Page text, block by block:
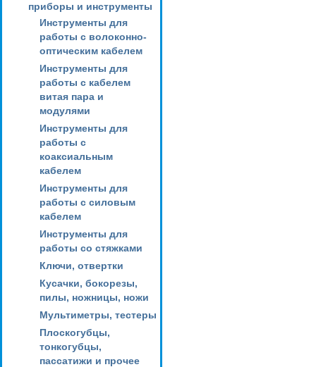
приборы и инструменты
Инструменты для
работы с волоконно-
оптическим кабелем
Инструменты для
работы с кабелем
витая пара и
модулями
Инструменты для
работы с
коаксиальным
кабелем
Инструменты для
работы с силовым
кабелем
Инструменты для
работы со стяжками
Ключи, отвертки
Кусачки, бокорезы,
пилы, ножницы, ножи
Мультиметры, тестеры
Плоскогубцы,
тонкогубцы,
пассатижи и прочее